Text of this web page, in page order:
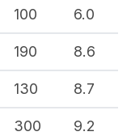
100 6.0
190 8.6
130 8.7
300 9.2